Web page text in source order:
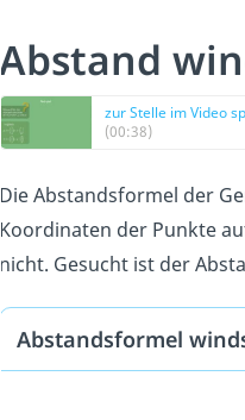
Abstand
zur Stelle im Video
(00:38)
Die Abstandsformel der
Koordinaten der Punkte
nicht. Gesucht ist der
Abstandsformel